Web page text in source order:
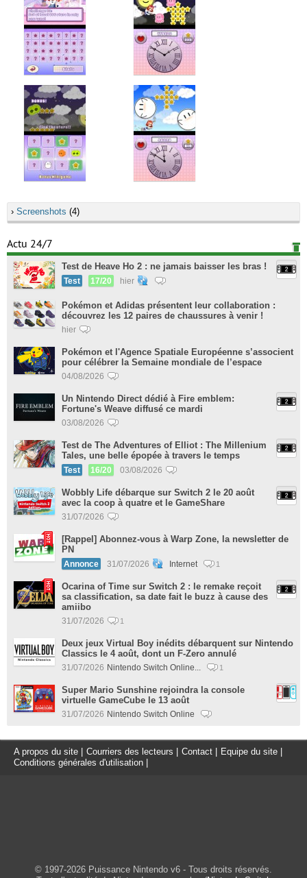
› Screenshots (4)
Actu 24/7
Test de Heave Ho 2 : ne jamais baisser les bras !
Test 17/20 hier
Pokémon et Adidas présentent leur collaboration :
découvrez les 12 paires de chaussures à venir !
hier
Pokémon et l'Agence Spatiale Européenne s’associent
pour célébrer la Semaine mondiale de l’espace
04/08/2026
Un Nintendo Direct dédié à Fire emblem:
Fortune's Weave diffusé ce mardi
03/08/2026
Test de The Adventures of Elliot : The Millenium
Tales, une belle épopée à travers le temps
Test 16/20 03/08/2026
Wobbly Life débarque sur Switch 2 le 20 août
avec la coop à quatre et le GameShare
31/07/2026
[Rappel] Abonnez-vous à Warp Zone, la newsletter de
PN
Annonce 31/07/2026 Internet 1
Ocarina of Time sur Switch 2 : le remake reçoit
sa classification, sa date fait le buzz à cause des
amiibo
31/07/2026 1
Deux jeux Virtual Boy inédits débarquent sur Nintendo
Classics le 4 août, dont un F-Zero annulé
31/07/2026 Nintendo Switch Online... 1
Super Mario Sunshine rejoindra la console
virtuelle GameCube le 13 août
31/07/2026 Nintendo Switch Online
A propos du site Courriers des lecteurs Contact Equipe du site
Conditions générales d'utilisation
© 1997-2026 Puissance Nintendo v6 - Tous droits réservés.